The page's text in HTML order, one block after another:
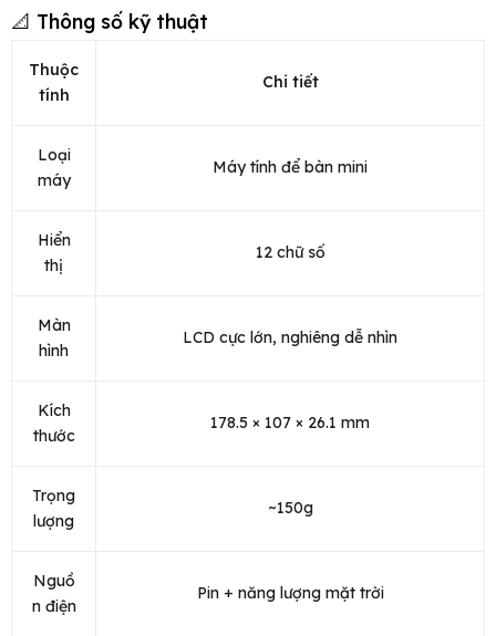
📐 Thông số kỹ thuật
Thuộc
tính
Chi tiết
Loại
máy
Máy tính để bàn mini
Hiển
thị
12 chữ số
Màn
hình
LCD cực lớn, nghiêng dễ nhìn
Kích
thước
178.5 × 107 × 26.1 mm
Trọng
lượng
~150g
Nguồ
n điện
Pin + năng lượng mặt trời